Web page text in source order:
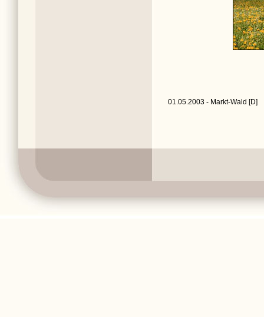
01.05.2003 - Markt-Wald [D]